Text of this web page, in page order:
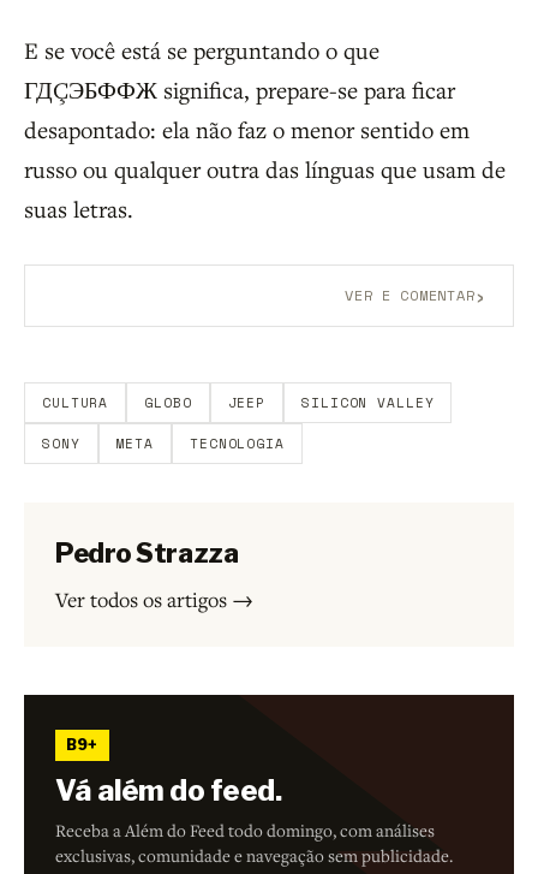
E se você está se perguntando o que
ГДÇЭБФФЖ significa, prepare-se para ficar
desapontado: ela não faz o menor sentido em
russo ou qualquer outra das línguas que usam de
suas letras.
VER E COMENTAR›
CULTURA GLOBO JEEP SILICON VALLEY
SONY META TECNOLOGIA
Pedro Strazza
Ver todos os artigos →
B9+
Vá além do feed.
Receba a Além do Feed todo domingo, com análises
exclusivas, comunidade e navegação sem publicidade.